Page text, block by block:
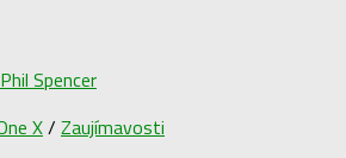
X/ Zaujímavosti